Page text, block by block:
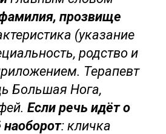
прозвище
(указание
родство и
Терапевт
Большая Нога,
Если речь идёт о
: кличка